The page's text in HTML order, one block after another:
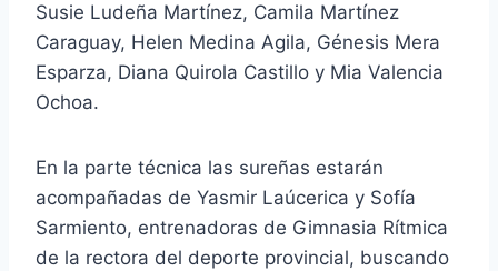
Susie Ludeña Martínez, Camila Martínez
Caraguay, Helen Medina Agila, Génesis Mera
Esparza, Diana Quirola Castillo y Mia Valencia
Ochoa.
En la parte técnica las sureñas estarán
acompañadas de Yasmir Laúcerica y Sofía
Sarmiento, entrenadoras de Gimnasia Rítmica
de la rectora del deporte provincial, buscando